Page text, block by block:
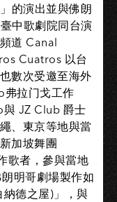
的演出並與佛朗
中歌劇院同台演
道 Canal
Cuatros 以台
數次受邀至海外
弗拉门戈工作
JZ Club 爵士
、東京等地與當
加坡舞團
歌者，參與當地
明哥劇場製作如
納德之屋)」，與